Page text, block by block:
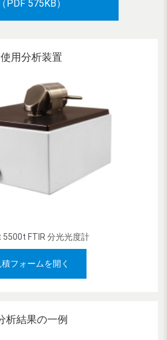
（PDF 575KB）
使用分析装置
5500t FTIR 分光光度計
積フォームを開く
析結果の一例